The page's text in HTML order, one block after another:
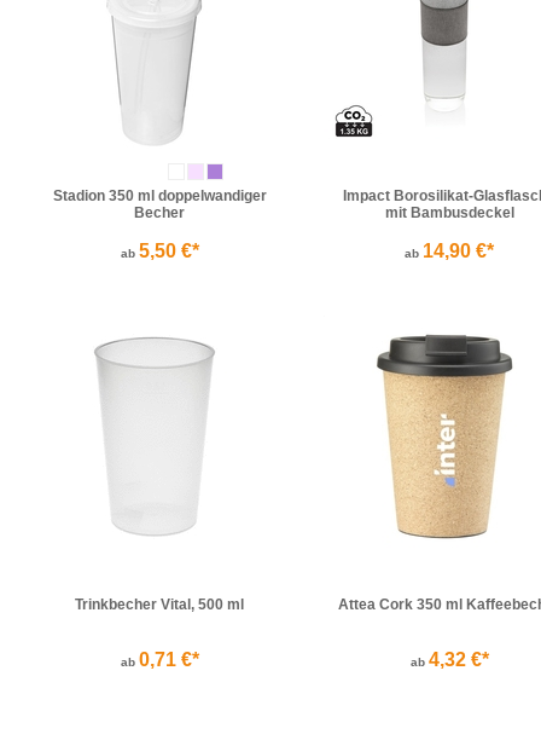
Stadion 350 ml doppelwandiger
Becher
ab 5,50 €*
Impact Borosilikat-
mit Bambusdeckel
ab 14,90 €*
Trinkbecher Vital, 500 ml
ab 0,71 €*
Attea Cork 350 ml
ab 4,32 €*